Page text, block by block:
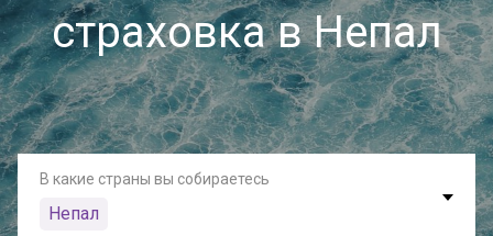
страховка в Непал
В какие страны вы собираетесь
Непал